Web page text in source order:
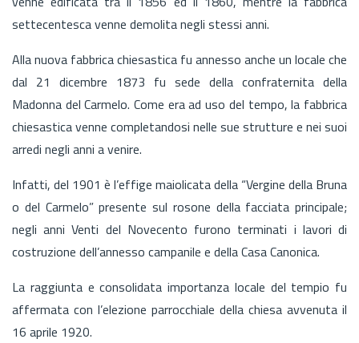
settecentesca venne demolita negli stessi anni.
Alla nuova fabbrica chiesastica fu annesso anche un locale che
dal 21 dicembre 1873 fu sede della confraternita della
Madonna del Carmelo. Come era ad uso del tempo, la fabbrica
chiesastica venne completandosi nelle sue strutture e nei suoi
arredi negli anni a venire.
Infatti, del 1901 è l’effige maiolicata della “Vergine della Bruna
o del Carmelo” presente sul rosone della facciata principale;
negli anni Venti del Novecento furono terminati i lavori di
costruzione dell’annesso campanile e della Casa Canonica.
La raggiunta e consolidata importanza locale del tempio fu
affermata con l’elezione parrocchiale della chiesa avvenuta il
16 aprile 1920.